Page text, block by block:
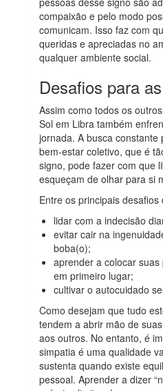
compaixão e pelo modo
comunicam. Isso faz com
queridas e apreciadas no
qualquer ambiente social.
Desafios para
Assim como todos os
Sol em Libra também
jornada. A busca constante
bem-estar coletivo, que é
signo, pode fazer com que
esqueçam de olhar para si
Entre os principais desafios
lidar com a indecisão
evitar cair na
boba(o);
aprender a colocar
em primeiro lugar;
cultivar o autocuidado
Como desejam que tudo
tendem a abrir mão de
aos outros. No entanto, é
simpatia é uma qualidade
sustenta quando existe
pessoal. Aprender a dizer